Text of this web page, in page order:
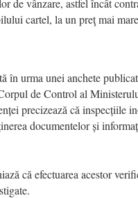
cartel, la un preţ mai
în urma unei anchete
de Control al
precizează că inspecțiile
documentelor și
că efectuarea acestor